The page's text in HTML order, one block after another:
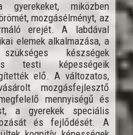
miközben
mozgásélményt, az
erejét. A labdával
elemek alkalmazása, a
készségek
testi képességeik
elő. A változatos,
mozgásfejlesztő
mennyiségű és
a gyerekek speciális
és fejlődését. A